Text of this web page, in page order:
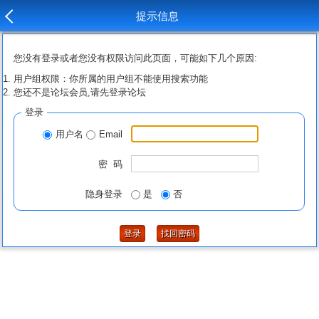
提示信息
您没有登录或者您没有权限访问此页面，可能如下几个原因:
用户组权限：你所属的用户组不能使用搜索功能
您还不是论坛会员,请先登录论坛
登录
用户名 Email
密 码
隐身登录 是 否